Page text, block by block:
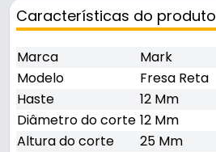
Características do produto
Marca
Mark
Modelo
Fresa Reta
Haste
12 Mm
Diâmetro do corte 12 Mm
Altura do corte
25 Mm